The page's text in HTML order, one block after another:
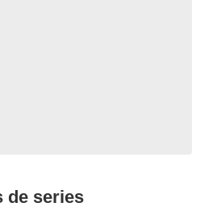
de series